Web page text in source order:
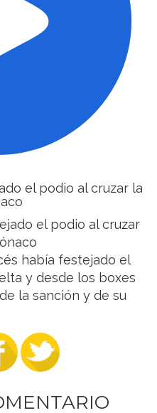
el podio al cruzar la
había festejado el
y desde los boxes
la sanción y de su